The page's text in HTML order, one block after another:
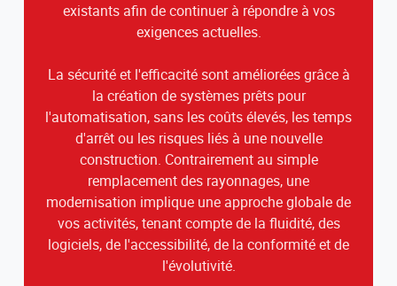
existants afin de continuer à répondre à vos
exigences actuelles.
La sécurité et l'efficacité sont améliorées grâce à
la création de systèmes prêts pour
l'automatisation, sans les coûts élevés, les temps
d'arrêt ou les risques liés à une nouvelle
construction. Contrairement au simple
remplacement des rayonnages, une
modernisation implique une approche globale de
vos activités, tenant compte de la fluidité, des
logiciels, de l'accessibilité, de la conformité et de
l'évolutivité.